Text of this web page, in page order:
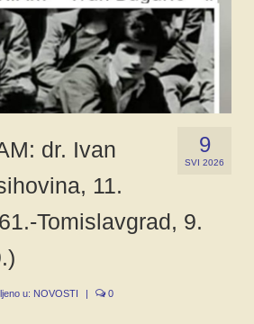
9
SVI 2026
dr. Ivan
11.
Tomislavgrad, 9.
u: NOVOSTI | 0